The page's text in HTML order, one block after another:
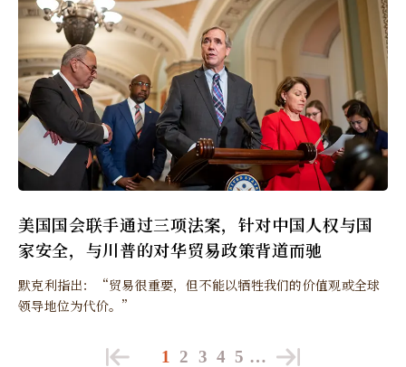
美国国会联手通过三项法案，针对中国人权与国
家安全，与川普的对华贸易政策背道而驰
默克利指出：“贸易很重要，但不能以牺牲我们的价值观或全球
领导地位为代价。”
1 2 3 4 5 …